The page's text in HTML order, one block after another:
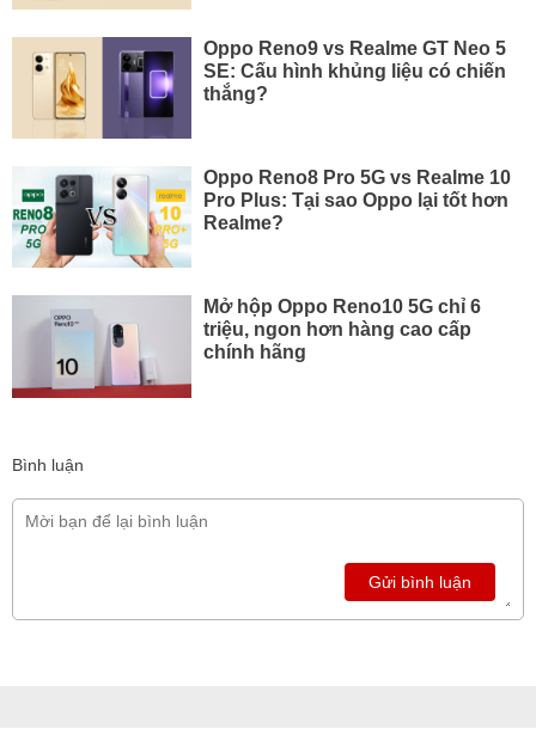
Oppo Reno9 vs Realme GT Neo 5
SE: Cấu hình khủng liệu có chiến
thắng?
Oppo Reno8 Pro 5G vs Realme 10
Pro Plus: Tại sao Oppo lại tốt hơn
Realme?
Mở hộp Oppo Reno10 5G chỉ 6
triệu, ngon hơn hàng cao cấp
chính hãng
Bình luận
Gửi bình luận